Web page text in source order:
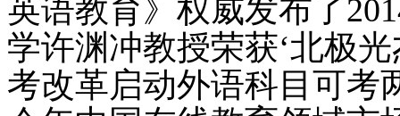
英语教育》权威发布了
学许渊冲教授荣获‘北极
考改革启动外语科目可考